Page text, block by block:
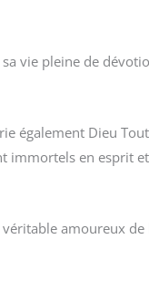
vie pleine de
également Dieu
en esprit
amoureux